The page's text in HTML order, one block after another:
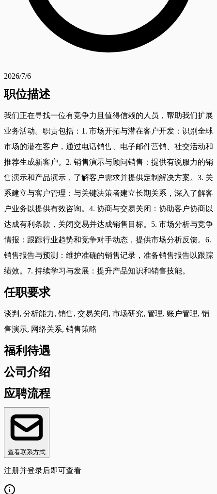
2026/7/6
职位描述
我们正在寻找一位有竞争力且值得信赖的人员，帮助我们扩展
业务活动。职责包括：1. 市场开拓与潜在客户开发：识别全球
市场的潜在客户，通过电话销售、电子邮件营销、社交活动和
推荐生成新客户。2. 销售演示与顾问销售：提供有说服力的销
售演示和产品演示，了解客户需求并提供定制解决方案。3. 关
系建立与客户管理：与关键决策者建立长期关系，深入了解客
户业务以提供有效咨询。4. 协商与交易关闭：协助客户协商以
达成有利条款，关闭交易并达成销售目标。5. 市场分析与竞争
情报：跟踪行业趋势和竞争对手动态，提供市场分析反馈。6.
销售报告与预测：维护准确的销售记录，准备销售报告以跟踪
绩效。7. 持续学习与发展：提升产品知识和销售技能。
任职要求
谈判, 分析能力, 销售, 交易关闭, 市场研究, 管理, 账户管理, 销
售演示, 网络关系, 销售策略
福利待遇
公司介绍
应聘流程
查看联系方式
注册并登录后即可查看